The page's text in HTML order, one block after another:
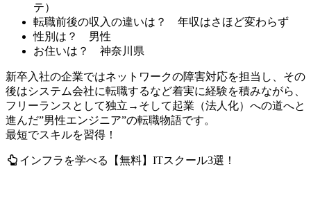
テ）
転職前後の収入の違いは？ 年収はさほど変わらず
性別は？ 男性
お住いは？ 神奈川県
新卒入社の企業ではネットワークの障害対応を担当し、その
後はシステム会社に転職するなど着実に経験を積みながら、
フリーランスとして独立→そして起業（法人化）への道へと
進んだ”男性エンジニア”の転職物語です。
最短でスキルを習得！
インフラを学べる【無料】ITスクール3選！